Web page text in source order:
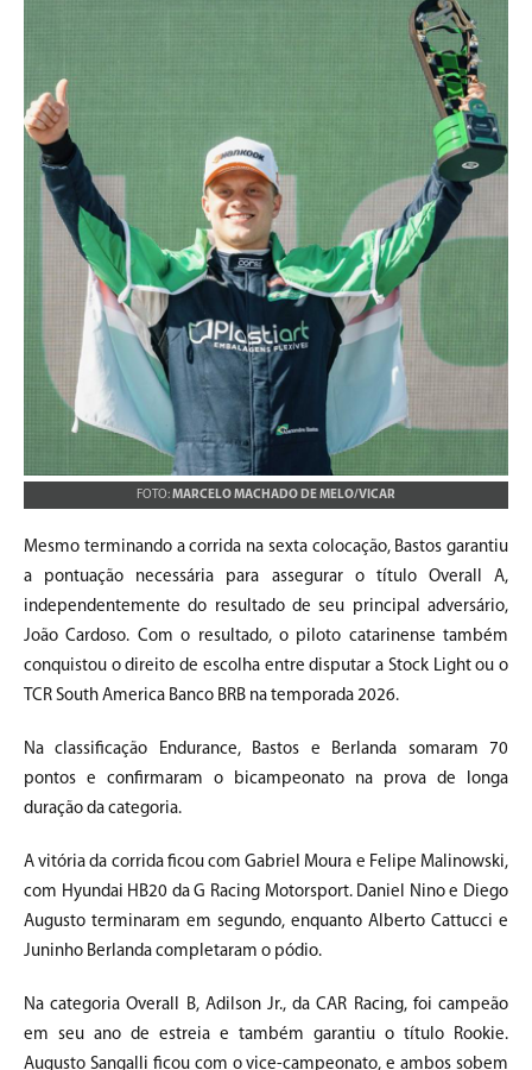
FOTO:MARCELO MACHADO DE MELO/VICAR
Mesmo terminando a corrida na sexta colocação, Bastos garantiu
a pontuação necessária para assegurar o título Overall A,
independentemente do resultado de seu principal adversário,
João Cardoso. Com o resultado, o piloto catarinense também
conquistou o direito de escolha entre disputar a Stock Light ou o
TCR South America Banco BRB na temporada 2026.
Na classificação Endurance, Bastos e Berlanda somaram 70
pontos e confirmaram o bicampeonato na prova de longa
duração da categoria.
A vitória da corrida ficou com Gabriel Moura e Felipe Malinowski,
com Hyundai HB20 da G Racing Motorsport. Daniel Nino e Diego
Augusto terminaram em segundo, enquanto Alberto Cattucci e
Juninho Berlanda completaram o pódio.
Na categoria Overall B, Adilson Jr., da CAR Racing, foi campeão
em seu ano de estreia e também garantiu o título Rookie.
Augusto Sangalli ficou com o vice-campeonato, e ambos sobem